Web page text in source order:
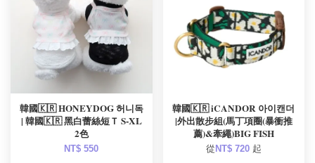
韓國🇰🇷 HONEYDOG 허니독
| 韓國🇰🇷 黑白蕾絲短Ｔ S-XL
2色
NT$ 550
韓國🇰🇷 iCANDOR 아이캔더
|外出散步組(馬丁項圈(暴衝推
薦)&牽繩)BIG FISH
從 NT$ 720 起